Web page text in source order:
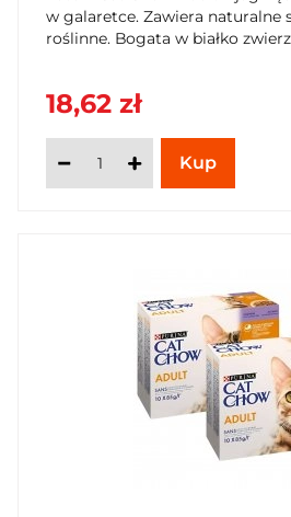
w galaretce. Zawiera naturalne
roślinne. Bogata w białko
18,62 zł